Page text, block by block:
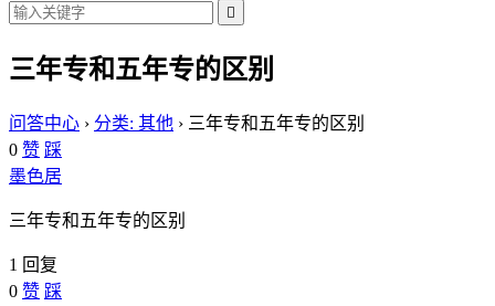

三年专和五年专的区别
问答中心 › 分类: 其他 › 三年专和五年专的区别
0 赞 踩
墨色居
三年专和五年专的区别
1 回复
0 赞 踩